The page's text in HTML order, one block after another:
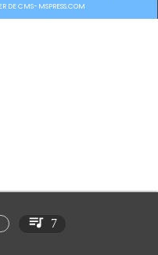
DE CMS-MSPRESS.COM
7